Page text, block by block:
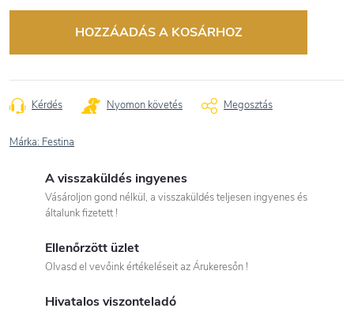
HOZZÁADÁS A KOSÁRHOZ
Kérdés Nyomon követés Megosztás
Márka: Festina
A visszaküldés ingyenes
Vásároljon gond nélkül, a visszaküldés teljesen ingyenes és
általunk fizetett !
Ellenőrzött üzlet
Olvasd el vevőink értékeléseit az Árukeresőn !
Hivatalos viszonteladó